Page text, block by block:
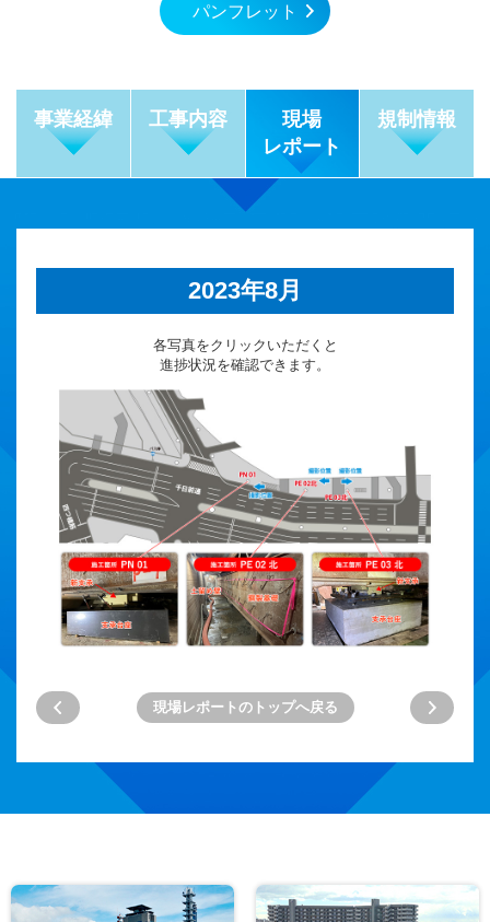
パンフレット
事業経緯 工事内容
現場
レポート
規制情報
2023年8月
各写真をクリックいただくと
進捗状況を確認できます。
現場レポートのトップへ戻る